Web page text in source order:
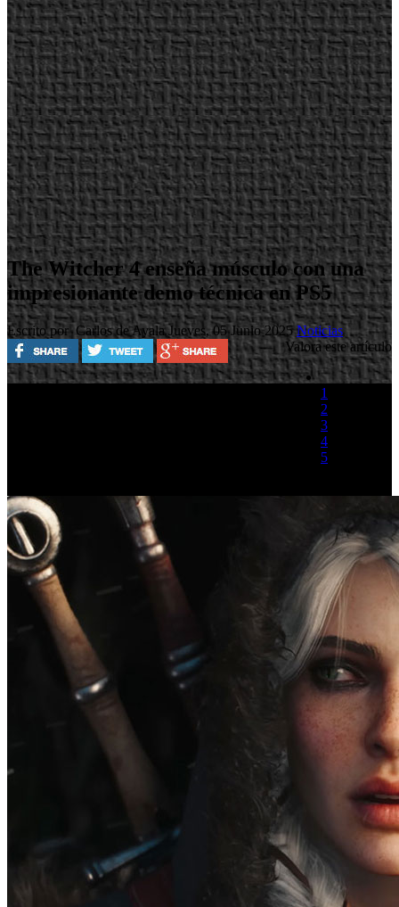
The Witcher 4 enseña músculo con una
impresionante demo técnica en PS5
Escrito por Carlos de AyalaJueves, 05 Junio 2025Noticias
Valora este artículo
1
2
3
4
5